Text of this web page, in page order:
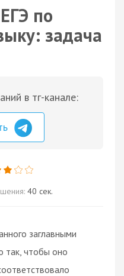
по
задача
в тг-канале:
40 сек.
заглавными
так, чтобы оно